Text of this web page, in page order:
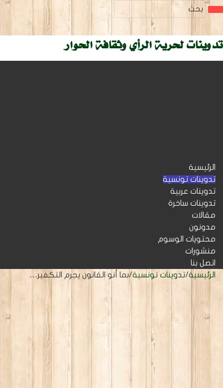
لحرية الرأي وثقافة الحوار
الرئيسية
تدوينات تونسية
تدوينات عربية
تدوينات ساخرة
مقالات
مدونون
محتويات الوسوم
منشورات
اتصل بنا
الرئيسية/تدوينات تونسية/بما أنو القانون يجرم التكفير…